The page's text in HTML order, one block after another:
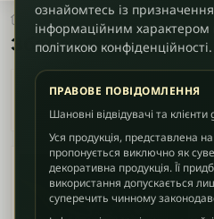
Фотоперіодні Збалансовані
Збалансовані
ознайомтесь із
інформаційним характером
політикою конфіденційності.
ПРАВОВЕ ПОВІДОМЛЕННЯ
Шановні відвідувачі та
Уся продукція, представлена
пропонується виключно як
декоративна продукція. Її
використання допускається
суперечить чинному
Фенотип
Чиста Indica
Indica-домінант
Sativa-
домінант